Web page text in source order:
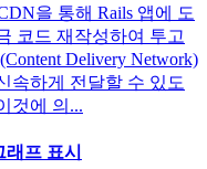
을 통해 Rails 앱에 도
코드 재작성하여 투고
Delivery Network)
속하게 전달할 수 있도
것에 의...
프 표시